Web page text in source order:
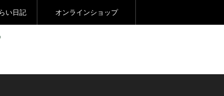
い日記 オンラインショップ